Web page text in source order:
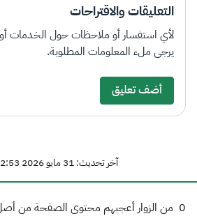
التعليقات والاقتراحات
لأي استفسار أو ملاحظات حول الخدمات أو
يرجى ملء المعلومات المطلوبة.
أضف تعليق
آخر تحديث: 31 مايو 2026 02:53 م المملكة العربية السعودية
0 من الزوار أعجبهم محتوى الصفحة من